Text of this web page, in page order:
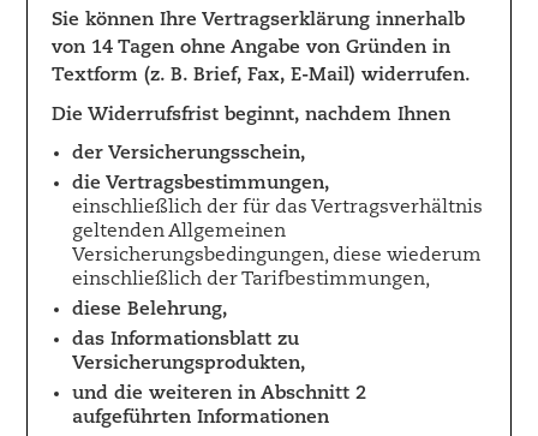
Sie können Ihre Vertragserklärung innerhalb
von 14 Tagen ohne Angabe von Gründen in
Textform (z. B. Brief, Fax, E-Mail) widerrufen.
Die Widerrufsfrist beginnt, nachdem Ihnen
der Versicherungsschein,
die Vertragsbestimmungen,
einschließlich der für das Vertragsverhältnis
geltenden Allgemeinen
Versicherungsbedingungen, diese wiederum
einschließlich der Tarifbestimmungen,
diese Belehrung,
das Informationsblatt zu
Versicherungsprodukten,
und die weiteren in Abschnitt 2
aufgeführten Informationen